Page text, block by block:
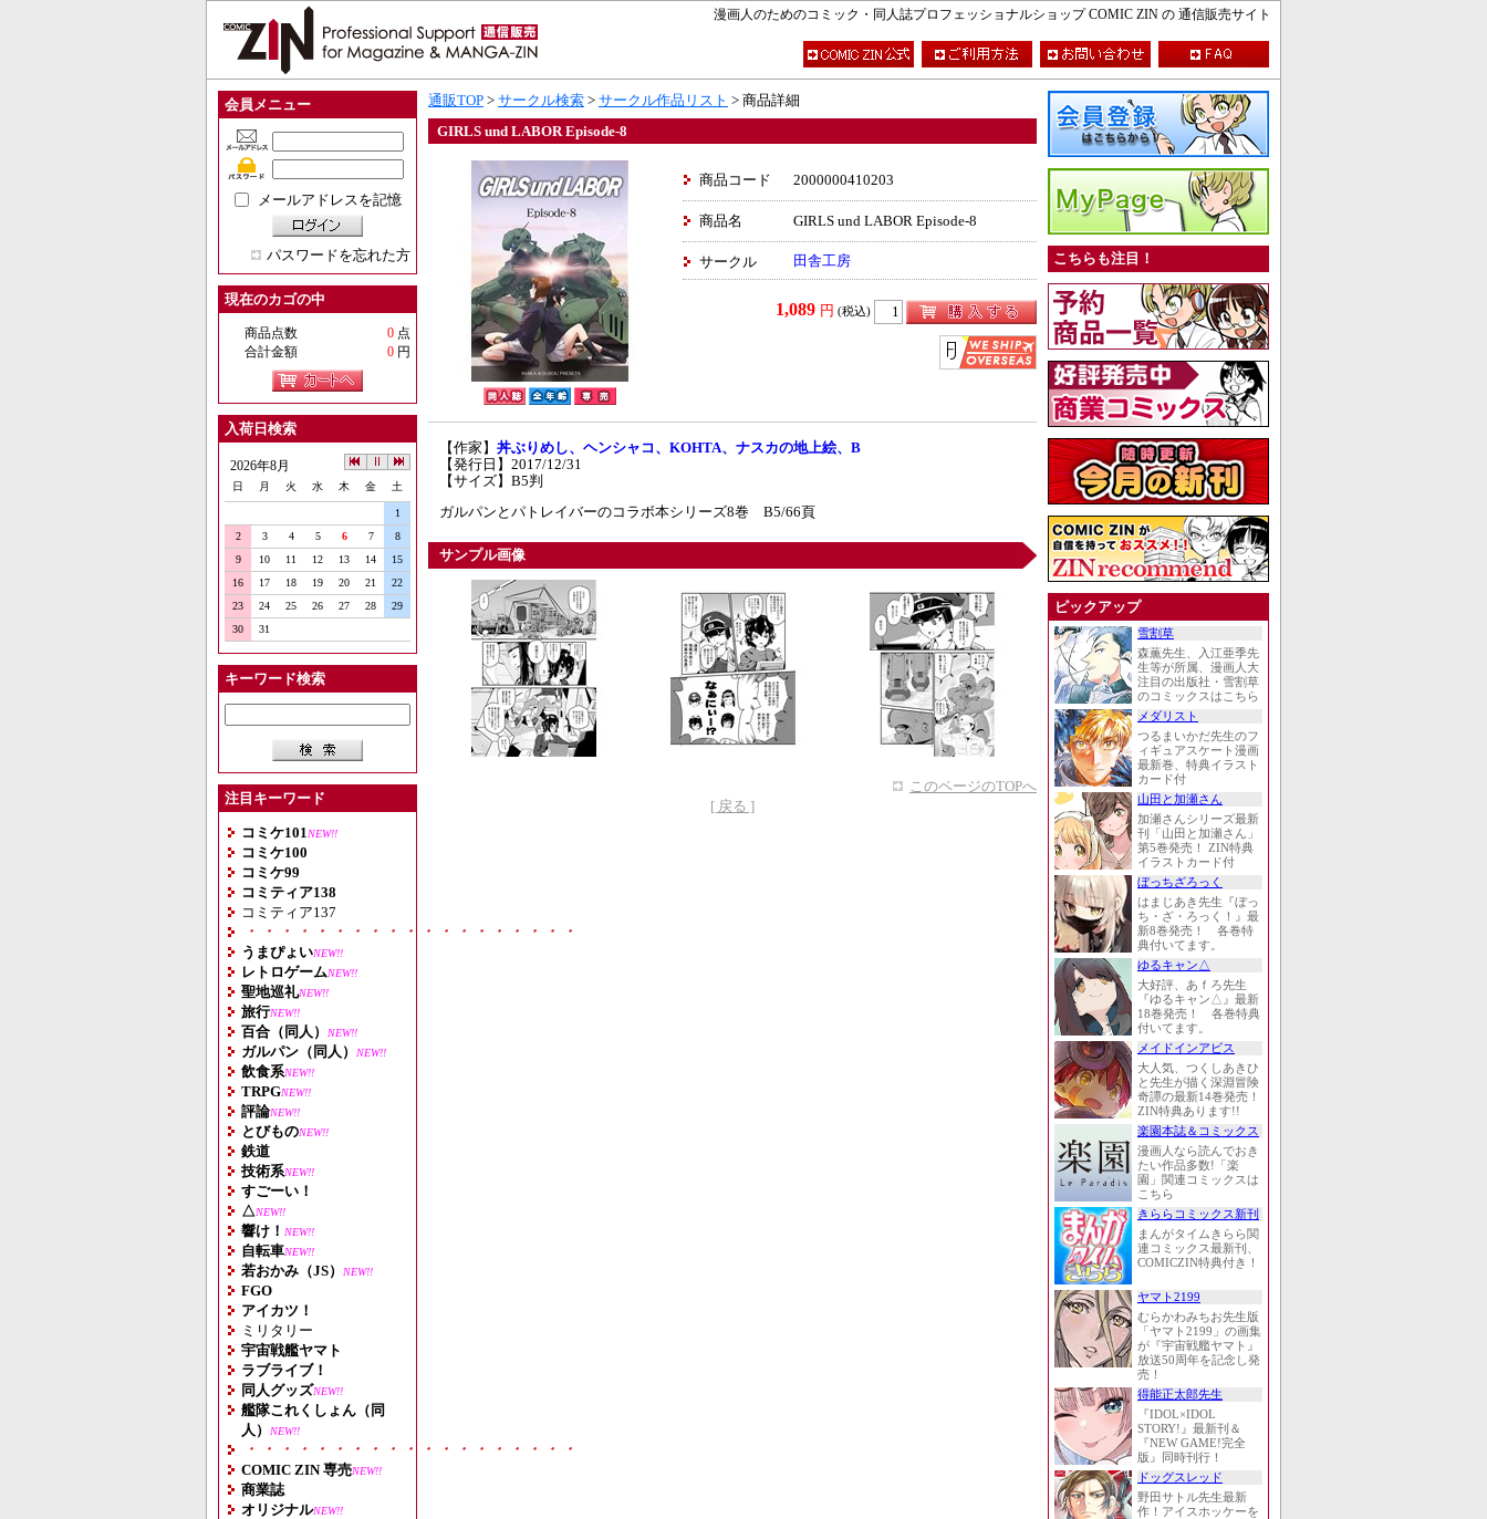
漫画人のためのコミック・同人誌プロフェッショナルショップ COMIC ZIN の 通信販売サイト
会員メニュー
メールアドレスを記憶
パスワードを忘れた方
現在のカゴの中
商品点数 0 点
合計金額
0 円
入荷日検索
2026年8月
日 月 火 水 木 金 土
1
2
3 4 5 6 7
8
9
10 11 12 13 14
15
16
17 18 19 20 21
22
23
24 25 26 27 28
29
30
31
キーワード検索
注目キーワード
コミケ101 NEW!!
コミケ100
コミケ99
コミティア138
コミティア137
・・・・・・・・・・・・・・・・・・・
うまぴょいNEW!!
レトロゲームNEW!!
聖地巡礼NEW!!
旅行NEW!!
百合（同人） NEW!!
ガルパン（同人） NEW!!
飲食系NEW!!
TRPGNEW!!
評論NEW!!
とびものNEW!!
鉄道
技術系NEW!!
すごーい！
△NEW!!
響け！ NEW!!
自転車NEW!!
若おかみ（JS） NEW!!
FGO
アイカツ！
ミリタリー
宇宙戦艦ヤマト
ラブライブ！
同人グッズNEW!!
艦隊これくしょん（同
人）
NEW!!
・・・・・・・・・・・・・・・・・・・
COMIC ZIN 専売NEW!!
商業誌
オリジナルNEW!!
通販TOP > サークル検索 > サークル作品リスト > 商品詳細
GIRLS und LABOR Episode-8
商品コード 2000000410203
商品名 GIRLS und LABOR Episode-8
サークル 田舎工房
1,089 円 (税込)
【作家】 丼ぶりめし、ヘンシャコ、KOHTA、ナスカの地上絵、B
【発行日】2017/12/31
【サイズ】B5判
ガルパンとパトレイバーのコラボ本シリーズ8巻 B5/66頁
サンプル画像
このページのTOPへ
[ 戻る ]
こちらも注目！
ピックアップ
雪割草
森薫先生、入江亜季先
生等が所属、漫画人大
注目の出版社・雪割草
のコミックスはこちら
メダリスト
つるまいかだ先生のフ
ィギュアスケート漫画
最新巻、特典イラスト
カード付
山田と加瀬さん
加瀬さんシリーズ最新
刊「山田と加瀬さん」
第5巻発売！ ZIN特典
イラストカード付
ぼっちざろっく
はまじあき先生『ぼっ
ち・ざ・ろっく！』最
新8巻発売！ 各巻特
典付いてます。
ゆるキャン△
大好評、あｆろ先生
『ゆるキャン△』最新
18巻発売！ 各巻特典
付いてます。
メイドインアビス
大人気、つくしあきひ
と先生が描く深淵冒険
奇譚の最新14巻発売！
ZIN特典あります!!
楽園本誌＆コミックス
漫画人なら読んでおき
たい作品多数!「楽
園」関連コミックスは
こちら
きららコミックス新刊
まんがタイムきらら関
連コミックス最新刊、
COMICZIN特典付き！
ヤマト2199
むらかわみちお先生版
「ヤマト2199」の画集
が『宇宙戦艦ヤマト』
放送50周年を記念し発
売！
得能正太郎先生
『IDOL×IDOL
STORY!』最新刊＆
『NEW GAME!完全
版』同時刊行！
ドッグスレッド
野田サトル先生最新
作！アイスホッケーを